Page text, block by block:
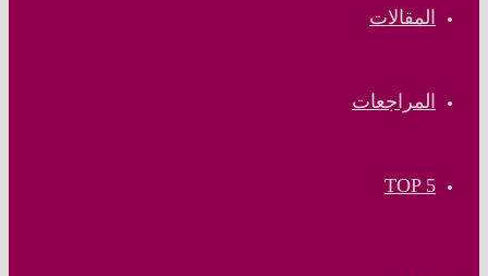
المقالات
المراجعات
TOP 5